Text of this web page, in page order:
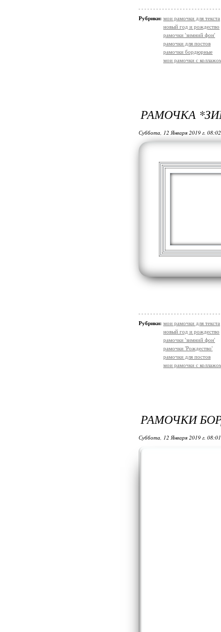
Рубрики: мои рамочки для текста
новый год и рождество
рамочки 'зимний фон'
рамочки для постов
рамочки бордюрные
мои рамочки с
РАМОЧКА
Суббота, 12 Января 2019 г.
Рубрики: мои рамочки для текста
новый год и рождество
рамочки 'зимний фон'
рамочки 'Рождество'
рамочки для постов
мои рамочки с
РАМОЧКИ
Суббота, 12 Января 2019 г.